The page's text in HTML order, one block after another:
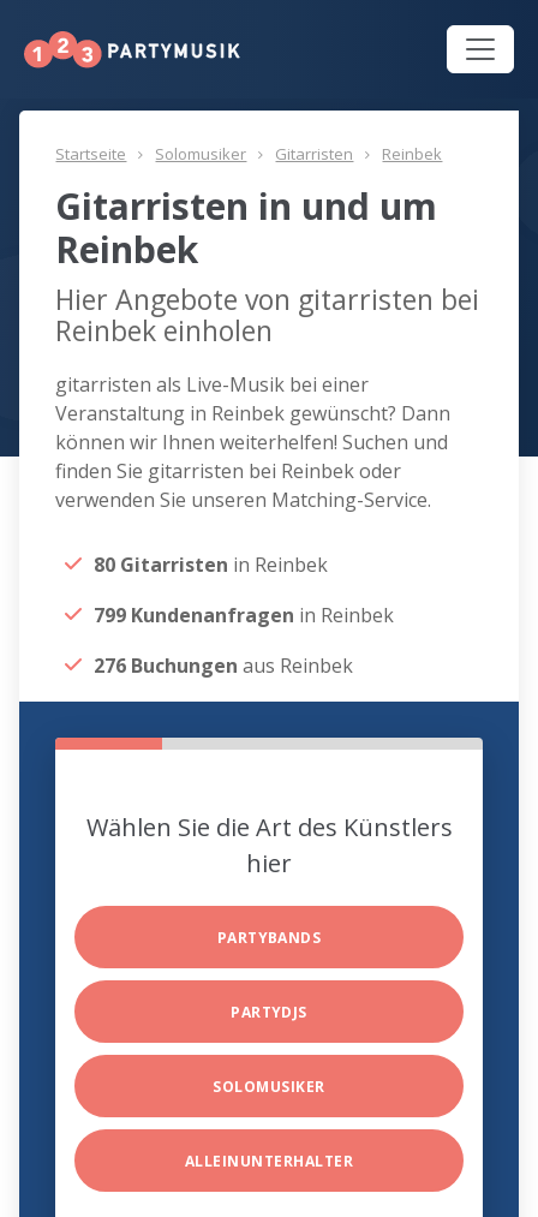
Startseite Solomusiker Gitarristen Reinbek
Gitarristen in und um
Reinbek
Hier Angebote von gitarristen bei
Reinbek einholen
gitarristen als Live-Musik bei einer
Veranstaltung in Reinbek gewünscht? Dann
können wir Ihnen weiterhelfen! Suchen und
finden Sie gitarristen bei Reinbek oder
verwenden Sie unseren Matching-Service.
80 Gitarristen in Reinbek
799 Kundenanfragen in Reinbek
276 Buchungen aus Reinbek
Wählen Sie die Art des Künstlers
hier
PARTYBANDS
PARTYDJS
SOLOMUSIKER
ALLEINUNTERHALTER